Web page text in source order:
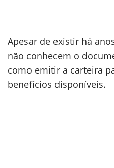
Apesar de existir há
não conhecem o
como emitir a carteira
benefícios disponíveis.